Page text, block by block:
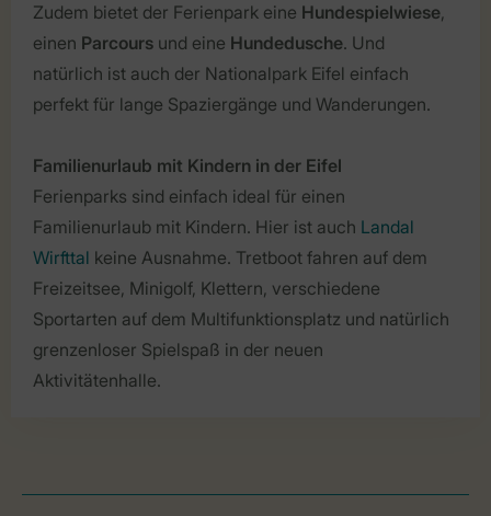
Zudem bietet der Ferienpark eine Hundespielwiese,
einen Parcours und eine Hundedusche. Und
natürlich ist auch der Nationalpark Eifel einfach
perfekt für lange Spaziergänge und Wanderungen.
Familienurlaub mit Kindern in der Eifel
Ferienparks sind einfach ideal für einen
Familienurlaub mit Kindern. Hier ist auch Landal
Wirfttal keine Ausnahme. Tretboot fahren auf dem
Freizeitsee, Minigolf, Klettern, verschiedene
Sportarten auf dem Multifunktionsplatz und natürlich
grenzenloser Spielspaß in der neuen
Aktivitätenhalle.